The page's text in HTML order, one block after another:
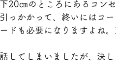
20㎝のところにあるコン
っかかって、終いにはコ
ドも必要になりますよね。
してしまいましたが、決